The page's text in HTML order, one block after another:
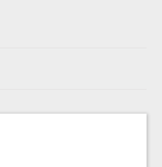
Следећа вест →